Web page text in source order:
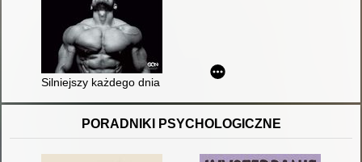
Silniejszy każdego dnia : jak trenować na czymkolwiek,
PORADNIKI PSYCHOLOGICZNE